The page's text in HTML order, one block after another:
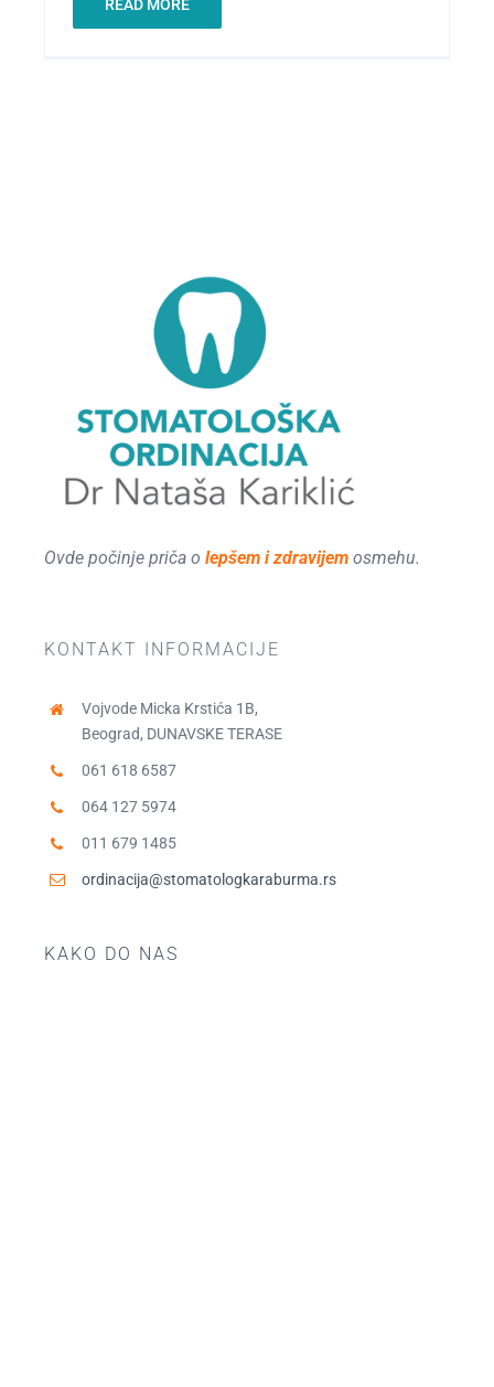
READ MORE
Ovde počinje priča o lepšem i zdravijemosmehu.
KONTAKT INFORMACIJE
Vojvode Micka Krstića 1B,
Beograd, DUNAVSKE TERASE
061 618 6587
064 127 5974
011 679 1485
ordinacija@stomatologkaraburma.rs
KAKO DO NAS